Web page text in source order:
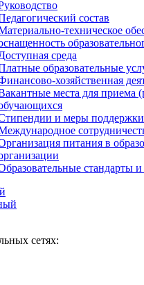
состав
техническое
среда
образовательные
хозяйственная
места для приема
и меры
питания в
стандарты
сетях: